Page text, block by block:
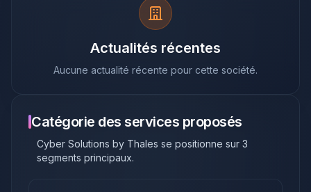
Actualités récentes
Aucune actualité récente pour cette société.
Catégorie des services proposés
Cyber Solutions by Thales se positionne sur 3
segments principaux.